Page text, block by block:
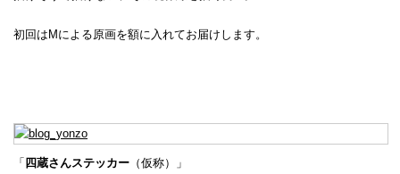
初回はMによる原画を額に入れてお届けします。
「 四蔵さんステッカー （仮称）」